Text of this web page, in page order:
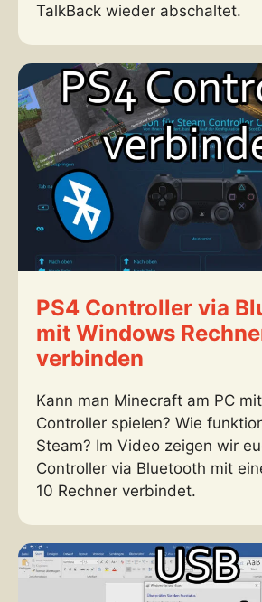
TalkBack wieder abschaltet.
PS4 Controller via
mit Windows
verbinden
Kann man Minecraft am PC
Controller spielen? Wie
Steam? Im Video zeigen wir
Controller via Bluetooth mit
10 Rechner verbindet.